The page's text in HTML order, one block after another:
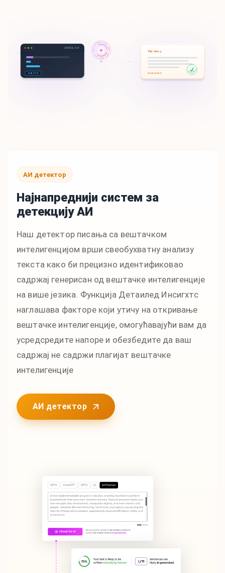
SOURCE.txt
ROBOTIC
The Story.
100% HUMAN
HUMANIZED
АИ детектор
Најнапреднији систем за
детекцију АИ
Наш детектор писања са вештачком
интелигенцијом врши свеобухватну анализу
текста како би прецизно идентификовао
садржај генерисан од вештачке интелигенције
на више језика. Функција Детаилед Инсигхтс
наглашава факторе који утичу на откривање
вештачке интелигенције, омогућавајући вам да
усредсредите напоре и обезбедите да ваш
садржај не садржи плагијат вештачке
интелигенције
АИ детектор